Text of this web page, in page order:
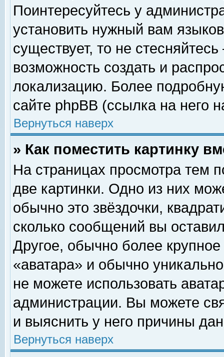
Поинтересуйтесь у
установить нужный вам
существует, то не
возможность создать и
локализацию. Более
сайте phpBB (ссылка на него
Вернуться наверх
» Как поместить картинку
На страницах просмотра тем
две картинки. Одно из них
обычно это звёздочки,
сколько сообщений вы
Другое, обычно более
«аватара» и обычно
не можете использовать
администрации. Вы можете
и выяснить у него причины
Вернуться наверх